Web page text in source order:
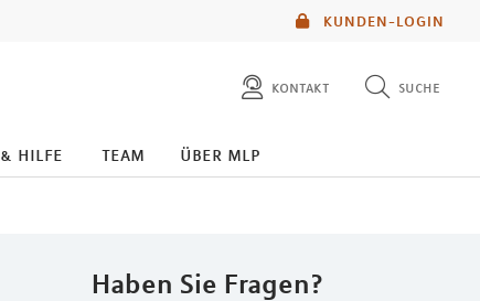
KUNDEN-LOGIN
kontakt suche
diese website durchsuchen
hilfe team über mlp
Haben Sie Fragen?